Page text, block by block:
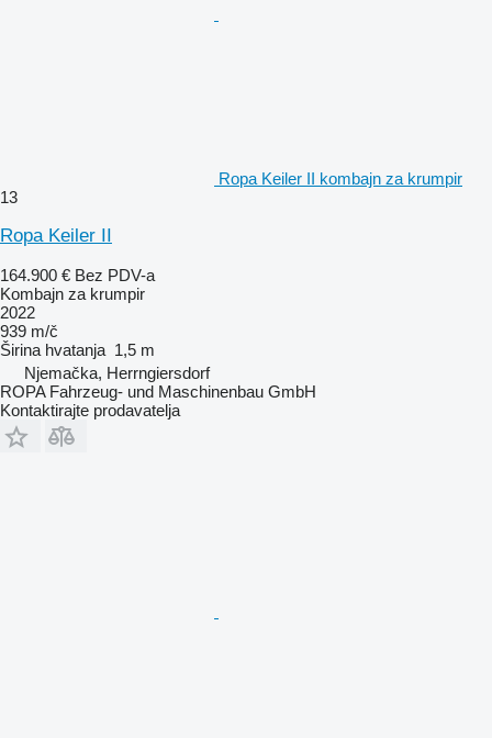
Ropa Keiler II kombajn za krumpir
13
Ropa Keiler II
164.900 € Bez PDV-a
Kombajn za krumpir
2022
939 m/č
Širina hvatanja 1,5 m
Njemačka, Herrngiersdorf
ROPA Fahrzeug- und Maschinenbau GmbH
Kontaktirajte prodavatelja